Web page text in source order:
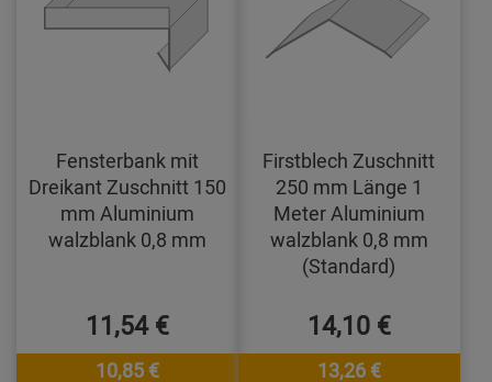
Fensterbank mit
Dreikant Zuschnitt 150
mm Aluminium
walzblank 0,8 mm
11,54 €
10,85 €
Firstblech Zuschnitt
250 mm Länge 1
Meter Aluminium
walzblank 0,8 mm
(Standard)
14,10 €
13,26 €